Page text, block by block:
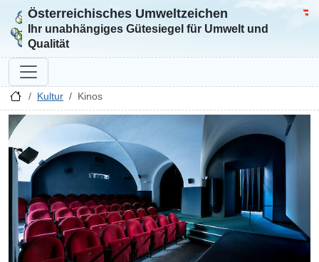
Zur Startseite
Österreichisches Umweltzeichen
Ihr unabhängiges Gütesiegel für Umwelt und
Qualität
Kultur Kinos